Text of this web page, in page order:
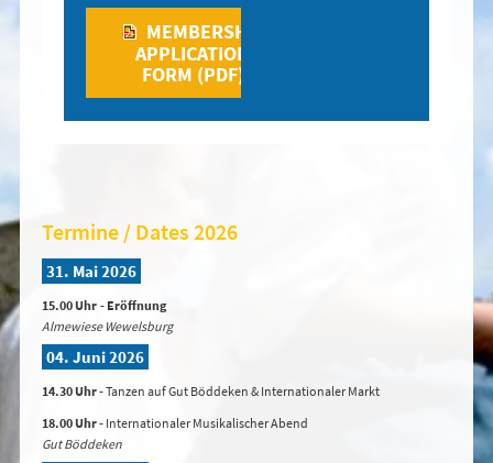
MEMBERSHIP
APPLICATION
FORM (PDF)
Termine / Dates 2026
31. Mai 2026
15.00 Uhr- Eröffnung
Almewiese Wewelsburg
04. Juni 2026
14.30 Uhr-Tanzen auf Gut Böddeken & Internationaler Markt
18.00 Uhr -Internationaler Musikalischer Abend
Gut Böddeken